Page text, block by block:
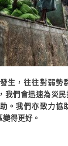
生，往往對弱勢
我們會迅速為災民
。我們亦致力協
得更好。